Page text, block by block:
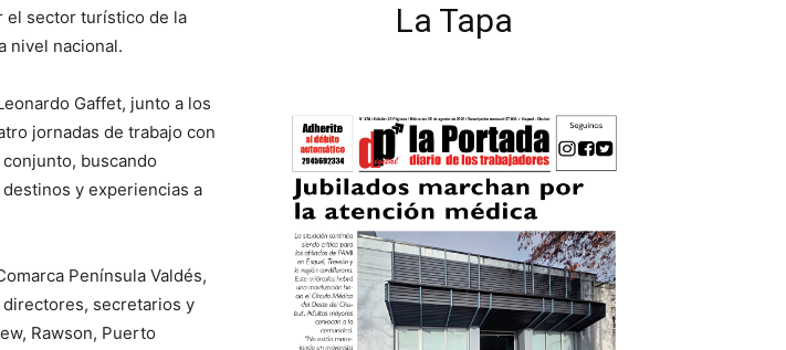
el sector turístico de la
nivel nacional.
Gaffet, junto a los
jornadas de trabajo con
buscando
y experiencias a
Península Valdés,
secretarios y
Rawson, Puerto
La Tapa